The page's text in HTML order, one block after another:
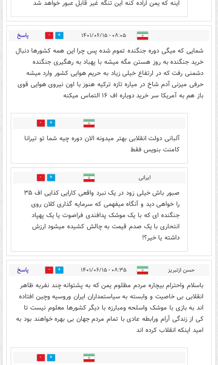
اینه که یمن اراده کنه این تنگه غیر قابل عبور خواهد شد
۰۸:۰۵ - ۱۴۰۱/۰۶/۱۵ 15 پاسخ
شمایی که میگی دوره جنگنده تموم شده پس چرا این همه کشورها دنبال
خرید جنگنده به روز هستن مگه میشه با پهباد به رهگیری جنگنده
دشمنی رفت که در ارتفاع خیلی زیاد به حریم هوایی کشور وارد میشه
حرفی میزنی آدم شاخ در میاره تازه ترکیه هنوز با اون نیروی هوایی قوی
باز هم به آمریکا سر خرید دوباره اف ۱۶ التماس میکنه
6
آلبانی دولت انقلابی بهتر میدونه الان دوره چیه شما تو تیرانا
کامنت بنویس فقط
ایرانی 10
صبور باش خیلی زود در یک نبرد واقعی کارایی کذایی اف ۳۵
را خواهی دید و آنگاه میفهمی که سرمایه گذاری کلان روی
جنگنده ای که با یک موشک پدافندی فراصوت یا یک پهپاد
انتحاری با یک صدم قیمت به چالش کشیده میشود ارزش
داشته یا خیر؟!
حسن ازتبریز ۰۸:۳۵ - ۱۴۰۱/۰۶/۱۵ 13 پاسخ
باسلام واحترام بیچاره مردم مظلوم یمن که به پشتوانه چند نفربه ظاهر
انقلابی بی خاصیت و وابسته به سیاستمداران ایران وروسیه وچین افتاده
اند به بازی با موشک واسلحه ومبارزه با دیگر کشورها معلوم نیست تا
کی از زندگی آرام ورابطه عادی با تمام مردم جهان بی بهره خواهند بود به
امید اینکه انقلاب کرده اند
10